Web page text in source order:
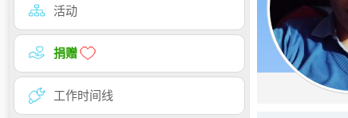
活动
捐赠
工作时间线